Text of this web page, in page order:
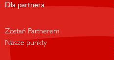
Dla partnera
Zostań Partnerem
Nasze punkty